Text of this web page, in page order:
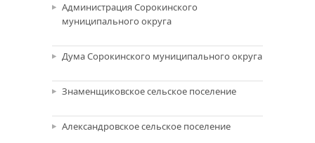
Администрация Сорокинского
муниципального округа
Дума Сорокинского муниципального округа
Знаменщиковское сельское поселение
Александровское сельское поселение